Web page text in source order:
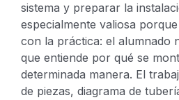
sistema y preparar la
especialmente valiosa
con la práctica: el alumnado
que entiende por qué se
determinada manera. El
de piezas, diagrama de